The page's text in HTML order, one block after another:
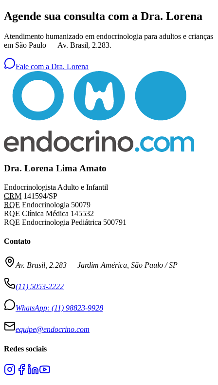
Agende sua consulta com a Dra. Lorena
Atendimento humanizado em endocrinologia para adultos e crianças
em São Paulo —Av. Brasil, 2.283.
Fale com a Dra. Lorena
Dra. Lorena Lima Amato
Endocrinologista Adulto e Infantil
CRM 141594/SP
RQE Endocrinologia 50079
RQE Clínica Médica 145532
RQE Endocrinologia Pediátrica 500791
Contato
Av. Brasil, 2.283 —Jardim América, São Paulo / SP
(11) 5053-2222
WhatsApp: (11) 98823-9928
equipe@endocrino.com
Redes sociais